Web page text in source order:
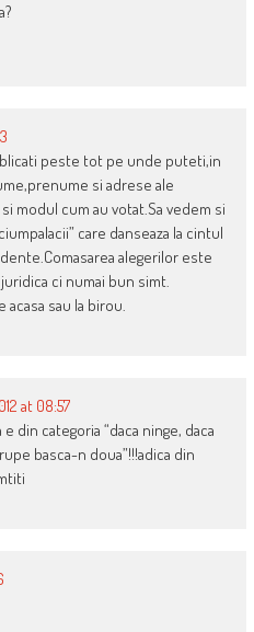
peste tot pe unde puteti,in
si adrese ale
modul cum au votat.Sa vedem si
care danseaza la cintul
alegerilor este
ci numai bun simt.
acasa sau la birou.
at 08:57
din categoria “daca ninge, daca
basca-n doua”!!!adica din